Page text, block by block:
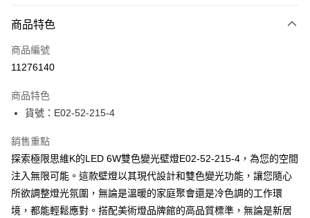
信用卡一次付款
LINE Pay
街口支付
悠遊付
Google Pay
全盈+PAY
AFTEE先享後付
商品特色
商品編號
11276140
商品特色
貨號：E02-52-215-4
銷售重點
探索極限思維K的LED 6W雙色變光壁燈E02-52-215-4，為您的空間
注入無限可能。這款壁燈以其現代設計和雙色變光功能，讓您隨心
所欲調整燈光氛圍，無論是溫暖的家庭聚會還是冷色調的工作環
境，都能輕鬆應對。搭配美術燈品牌館的高品質標準，無論是新居